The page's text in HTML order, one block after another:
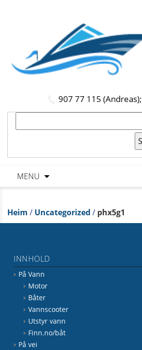
907 77 115 (Andreas);
MENU
Heim / Uncategorized / phx5g1
INNHOLD
På Vann
Motor
Båter
Vannscooter
Utstyr vann
Finn.no/båt
På vei